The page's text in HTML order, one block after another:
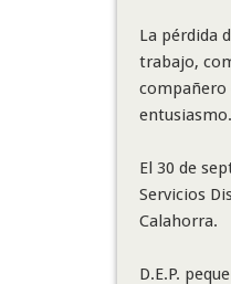
La pérdida
trabajo,
compañero
entusiasmo.
El 30 de
Servicios
Calahorra.
D.E.P.